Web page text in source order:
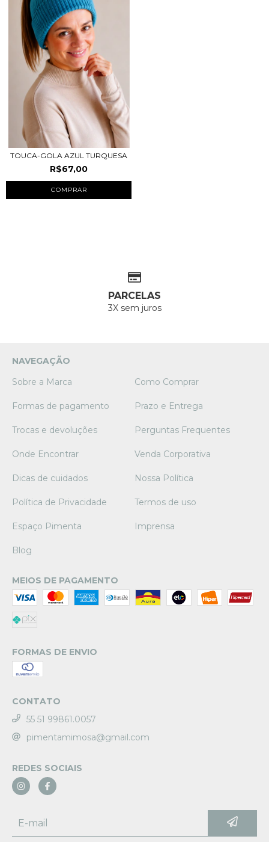
TOUCA-GOLA AZUL TURQUESA
R$67,00
PARCELAS
3X sem juros
NAVEGAÇÃO
Sobre a Marca
Como Comprar
Formas de pagamento Prazo e Entrega
Trocas e devoluções Perguntas Frequentes
Onde Encontrar Venda Corporativa
Dicas de cuidados Nossa Política
Política de Privacidade Termos de uso
Espaço Pimenta Imprensa
Blog
MEIOS DE PAGAMENTO
FORMAS DE ENVIO
CONTATO
55 51 99861.0057
pimentamimosa@gmail.com
REDES SOCIAIS